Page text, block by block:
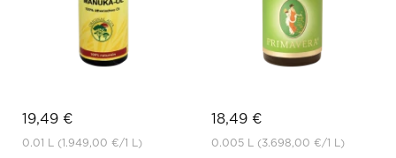
19,49 €
0.01 L (1.949,00 €/1 L)
18,49 €
0.005 L (3.698,00 €/1 L)